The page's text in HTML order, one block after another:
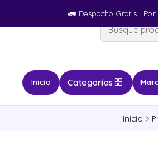
Inicio Categorías
🚛​ Despacho Gratis |
Inicio